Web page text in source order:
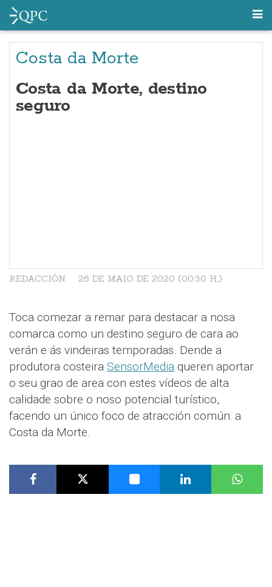
Costa da Morte
Costa da Morte, destino
seguro
26 DE MAIO DE 2020 (00:30 H.)
REDACCIÓN
Toca comezar a remar para destacar a nosa
comarca como un destino seguro de cara ao
verán e ás vindeiras temporadas. Dende a
produtora costeira SensorMedia queren aportar
o seu grao de area con estes vídeos de alta
calidade sobre o noso potencial turístico,
facendo un único foco de atracción común: a
Costa da Morte.